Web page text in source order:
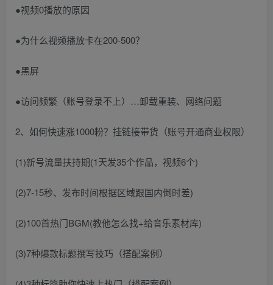
●视频0播放的原因
●为什么视频播放卡在200-500？
●黑屏
●访问频繁（账号登录不上）…卸载重装、网络问题
2、如何快速涨1000粉？挂链接带货（账号开通商业权限）
(1)新号流量扶持期(1天发35个作品，视频6个)
(2)7-15秒、发布时间根据区域跟国内倒时差)
(2)100首热门BGM(教他怎么找+给音乐素材库)
(3)7种爆款标题撰写技巧（搭配案例）